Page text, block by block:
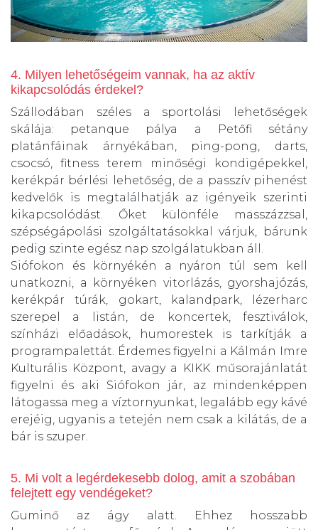
4. Milyen lehetőségeim vannak, ha az aktív
kikapcsolódás érdekel?
Szállodában széles a sportolási lehetőségek
skálája: petanque pálya a Petőfi sétány
platánfáinak árnyékában, ping-pong, darts,
csocsó, fitness terem minőségi kondigépekkel,
kerékpár bérlési lehetőség, de a passzív pihenést
kedvelők is megtalálhatják az igényeik szerinti
kikapcsolódást. Őket különféle masszázzsal,
szépségápolási szolgáltatásokkal várjuk, bárunk
pedig szinte egész nap szolgálatukban áll.
Siófokon és környékén a nyáron túl sem kell
unatkozni, a környéken vitorlázás, gyorshajózás,
kerékpár túrák, gokart, kalandpark, lézerharc
szerepel a listán, de koncertek, fesztiválok,
színházi előadások, humorestek is tarkítják a
programpalettát. Érdemes figyelni a Kálmán Imre
Kulturális Központ, avagy a KIKK műsorajánlatát
figyelni és aki Siófokon jár, az mindenképpen
látogassa meg a víztornyunkat, legalább egy kávé
erejéig, ugyanis a tetején nem csak a kilátás, de a
bár is szuper.
5. Mi volt a legérdekesebb dolog, amit a szobában
felejtett egy vendégeket?
Guminő az ágy alatt. Ehhez hosszabb